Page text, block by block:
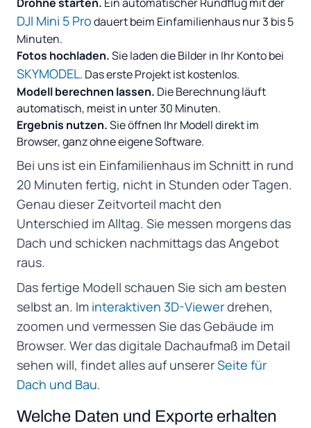
DJI Mini 5 Prodauert beim Einfamilienhaus nur 3 bis 5
Minuten.
Fotos hochladen.Sie laden die Bilder in Ihr Konto bei
SKYMODEL. Das erste Projekt ist kostenlos.
Modell berechnen lassen. Die Berechnung läuft
automatisch, meist in unter 30 Minuten.
Ergebnis nutzen.Sie öffnen Ihr Modell direkt im
Browser, ganz ohne eigene Software.
Bei uns ist ein Einfamilienhaus im Schnitt in rund
20 Minuten fertig, nicht in Stunden oder Tagen.
Genau dieser Zeitvorteil macht den
Unterschied im Alltag. Sie messen morgens das
Dach und schicken nachmittags das Angebot
raus.
Das fertige Modell schauen Sie sich am besten
selbst an. Im interaktiven 3D-Viewerdrehen,
zoomen und vermessen Sie das Gebäude im
Browser. Wer das digitale Dachaufmaß im Detail
sehen will, findet alles auf unsererSeite für
Dach und Bau.
Welche Daten und Exporte erhalten